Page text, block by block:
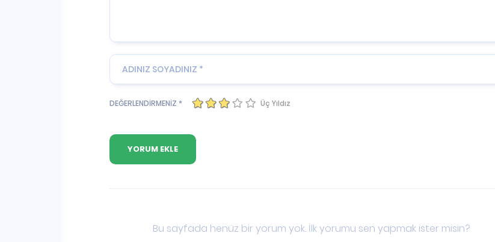
DEĞERLENDİRMENİZ * Üç Yıldız
Bu sayfada henüz bir yorum yok. İlk yorumu sen yapmak ister misin?